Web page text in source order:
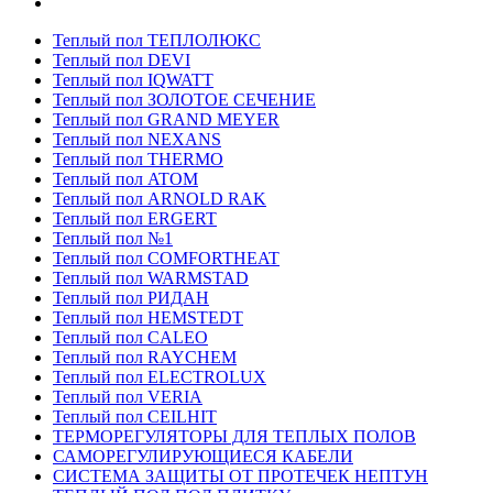
Теплый пол ТЕПЛОЛЮКС
Теплый пол DEVI
Теплый пол IQWATT
Теплый пол ЗОЛОТОЕ СЕЧЕНИЕ
Теплый пол GRAND MEYER
Теплый пол NEXANS
Теплый пол THERMO
Теплый пол ATOM
Теплый пол ARNOLD RAK
Теплый пол ERGERT
Теплый пол №1
Теплый пол COMFORTHEAT
Теплый пол WARMSTAD
Теплый пол РИДАН
Теплый пол HEMSTEDT
Теплый пол CALEO
Теплый пол RAYCHEM
Теплый пол ELECTROLUX
Теплый пол VERIA
Теплый пол CEILHIT
ТЕРМОРЕГУЛЯТОРЫ ДЛЯ ТЕПЛЫХ ПОЛОВ
САМОРЕГУЛИРУЮЩИЕСЯ КАБЕЛИ
СИСТЕМА ЗАЩИТЫ ОТ ПРОТЕЧЕК НЕПТУН